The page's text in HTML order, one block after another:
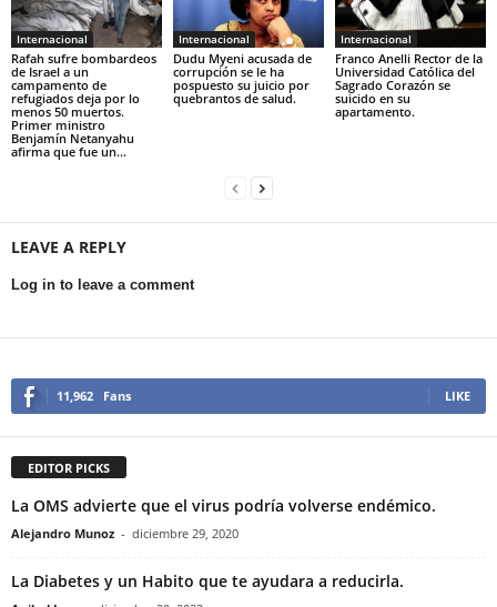
Internacional
Rafah sufre bombardeos
de Israel a un
campamento de
refugiados deja por lo
menos 50 muertos.
Primer ministro
Benjamín Netanyahu
afirma que fue un...
Internacional
Dudu Myeni acusada de
corrupción se le ha
pospuesto su juicio por
quebrantos de salud.
Internacional
Franco Anelli Rector de la
Universidad Católica del
Sagrado Corazón se
suicido en su
apartamento.
LEAVE A REPLY
Log in to leave a comment
11,962 Fans LIKE
EDITOR PICKS
La OMS advierte que el virus podría volverse endémico.
Alejandro Munoz - diciembre 29, 2020
La Diabetes y un Habito que te ayudara a reducirla.